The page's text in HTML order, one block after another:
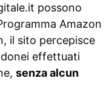
possono
Amazon
il sito percepisce
effettuati
senza alcun